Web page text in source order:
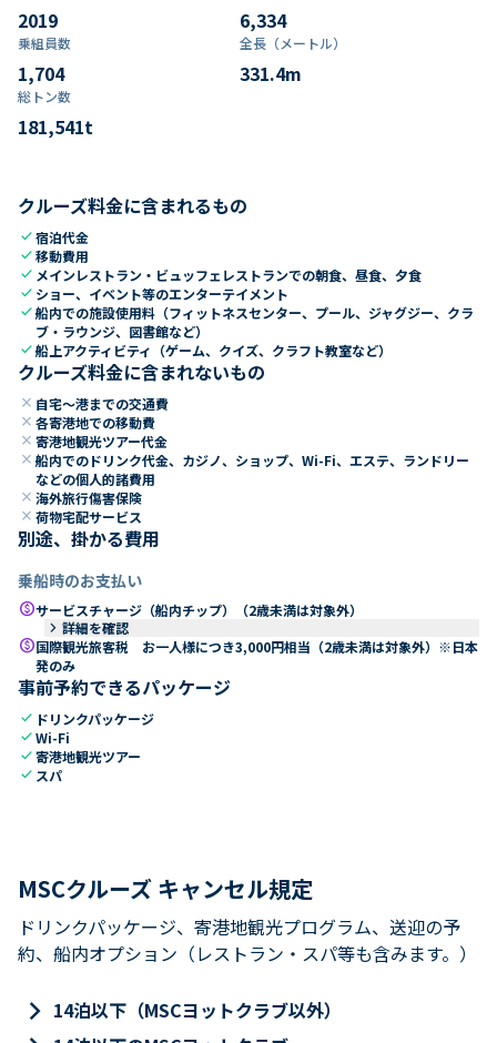
2019 6,334
乗組員数​
1,704
全長（メートル）
331.4m
総トン数​
181,541t
クルーズ料金に含まれるもの
check宿泊代金
check移動費用
check メインレストラン・ビュッフェレストランでの朝食、昼食、夕食
check ショー、イベント等のエンターテイメント
check船内での施設使用料（フィットネスセンター、プール、ジャグジー、クラ
ブ・ラウンジ、図書館など）
check船上アクティビティ（ゲーム、クイズ、クラフト教室など）
クルーズ料金に含まれないもの
close 自宅～港までの交通費
close 各寄港地での移動費
close 寄港地観光ツアー代金
close 船内でのドリンク代金、カジノ、ショップ、Wi-Fi、エステ、ランドリー
などの個人的諸費用
close 海外旅行傷害保険
close 荷物宅配サービス
別途、掛かる費用
乗船時のお支払い
paidサービスチャージ（船内チップ）（2歳未満は対象外）
keyboard_arrow_right 詳細を確認
paid国際観光旅客税 お一人様につき3,000円相当（2歳未満は対象外）※日本
発のみ
事前予約できるパッケージ
check ドリンクパッケージ
checkWi-Fi
check寄港地観光ツアー
check スパ
MSCクルーズ キャンセル規定
ドリンクパッケージ、寄港地観光プログラム、送迎の予
約、船内オプション（レストラン・スパ等も含みます。）
keyboard_arrow_right 14泊以下（MSCヨットクラブ以外）